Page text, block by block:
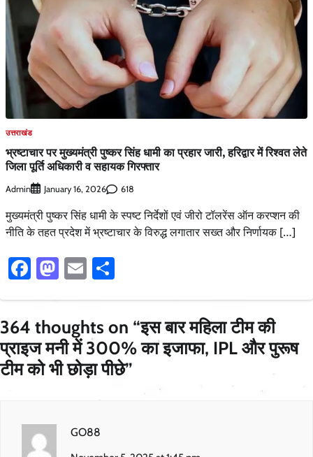
उत्तराखंड
भ्रष्टाचार पर मुख्यमंत्री पुष्कर सिंह धामी का प्रहार जारी, हरिद्वार में रिश्वत लेते
जिला पूर्ति अधिकारी व सहायक गिरफ्तार
Admin January 16, 2026 618
मुख्यमंत्री पुष्कर सिंह धामी के स्पष्ट निर्देशों एवं जीरो टॉलरेंस ऑन करप्शन की
नीति के तहत प्रदेश में भ्रष्टाचार के विरुद्ध लगातार सख्त और निर्णायक […]
Facebook
Mastodon
Email
364 thoughts on “इस बार महिला टीम की
प्राइज मनी में 300% का इजाफा, IPL और पुरूष
टीम को भी छोड़ा पीछे”
GO88